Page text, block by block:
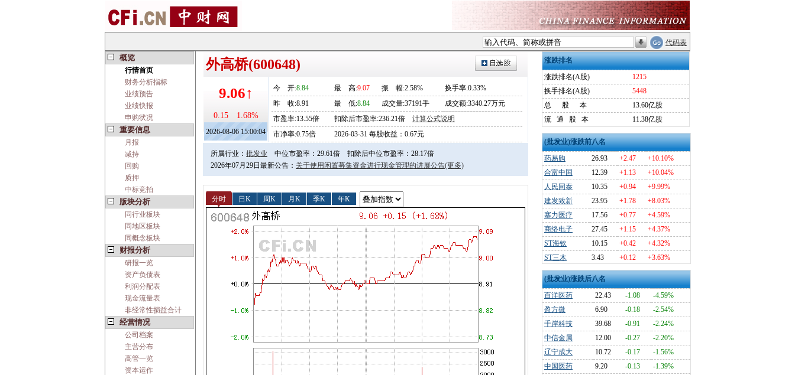
代码表
概览
行情首页
财务分析指标
业绩预告
业绩快报
申购状况
重要信息
月报
减持
回购
质押
中标竞拍
版块分析
同行业板块
同地区板块
同概念板块
财报分析
研报一览
资产负债表
利润分配表
现金流量表
非经常性损益合计
经营情况
公司档案
主营分布
高管一览
资本运作
外高桥(600648)
9.06↑
0.15 1.68%
2026-08-06 15:00:04
今 开:8.84 最 高:9.07 振 幅:2.58%
换手率:0.33%
昨
收:8.91 最 低:8.84 成交量:37191手
成交额:3340.27万元
市盈率:13.55倍
扣除后市盈率:236.21倍
计算公式说明
市净率:0.75倍
2026-03-31 每股收益：0.67元
所属行业： 批发业 中位市盈率：29.61倍
扣除后中位市盈率：28.17倍
2026年07月29日最新公告： 关于使用闲置募集资金进行现金管理的进展公告(更多)
分时 日K 周K 月K 季K 年K
涨跌排名
涨跌排名(A股)
1215
换手排名(A股)
5448
总
股 本
13.60亿股
流
通 股 本 11.38亿股
(批发业)涨跌前八名
药易购
26.93 +2.47
+10.10%
合富中国
12.39 +1.13
+10.04%
人民同泰
10.35 +0.94
+9.99%
建发致新
23.95 +1.78
+8.03%
塞力医疗
17.56 +0.77
+4.59%
商络电子
27.45 +1.15
+4.37%
ST海钦
10.15 +0.42
+4.32%
ST三木
3.43 +0.12 +3.63%
(批发业)涨跌后八名
百洋医药
22.43 -1.08
-4.59%
盈方微
6.90 -0.18
-2.54%
千岸科技
39.68 -0.91
-2.24%
中信金属
12.00 -0.27
-2.20%
辽宁成大
10.72 -0.17
-1.56%
中国医药
9.20 -0.13
-1.39%